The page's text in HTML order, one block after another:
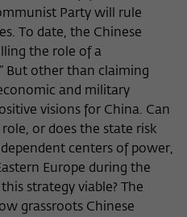
Party will rule
To date, the Chinese
the role of a
But other than claiming
and military
visions for China. Can
or does the state risk
centers of power,
Europe during the
strategy viable? The
grassroots Chinese
Cookie wird dazu
Daten über
Aufenthalt des Besuchs auf
des Wissenschaftskollegs